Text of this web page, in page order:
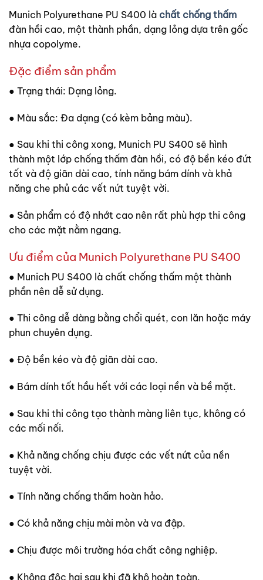
Munich Polyurethane PU S400 là chất chống thấm
đàn hồi cao, một thành phần, dạng lỏng dựa trên gốc
nhựa copolyme.
Đặc điểm sản phẩm
● Trạng thái: Dạng lỏng.
● Màu sắc: Đa dạng (có kèm bảng màu).
● Sau khi thi công xong, Munich PU S400 sẽ hình
thành một lớp chống thấm đàn hồi, có độ bền kéo đứt
tốt và độ giãn dài cao, tính năng bám dính và khả
năng che phủ các vết nứt tuyệt vời.
● Sản phẩm có độ nhớt cao nên rất phù hợp thi công
cho các mặt nằm ngang.
Ưu điểm của Munich Polyurethane PU S400
● Munich PU S400 là chất chống thấm một thành
phần nên dễ sử dụng.
● Thi công dễ dàng bằng chổi quét, con lăn hoặc máy
phun chuyên dụng.
● Độ bền kéo và độ giãn dài cao.
● Bám dính tốt hầu hết với các loại nền và bề mặt.
● Sau khi thi công tạo thành màng liên tục, không có
các mối nối.
● Khả năng chống chịu được các vết nứt của nền
tuyệt vời.
● Tính năng chống thấm hoàn hảo.
● Có khả năng chịu mài mòn và va đập.
● Chịu được môi trường hóa chất công nghiệp.
● Không độc hại sau khi đã khô hoàn toàn.